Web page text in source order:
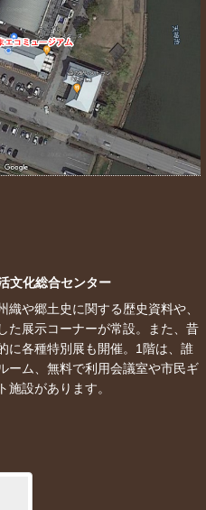
文化総合センター
織や郷土史に関する歴史資料や、
た展示コーナーが常設。また、昔
に各種特別展も開催。1階は、誰
ーム、無料で利用会議室や市民ギ
施設があります。